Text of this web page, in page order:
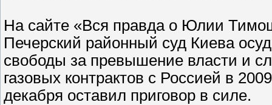
На сайте «Вся правда о Юлии
Печерский районный суд Киева
свободы за превышение власти и
газовых контрактов с Россией в
декабря оставил приговор в силе.